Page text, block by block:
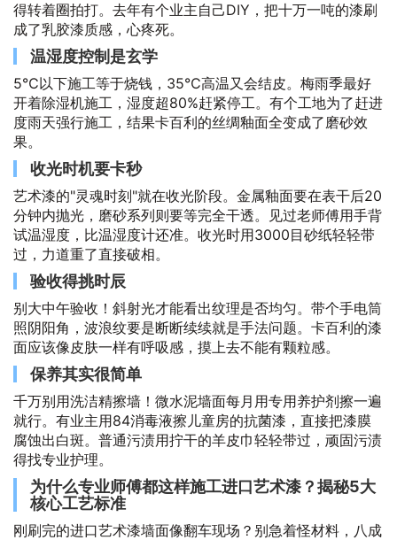
得转着圈拍打。去年有个业主自己DIY，把十万一吨的漆刷
成了乳胶漆质感，心疼死。
温湿度控制是玄学
5℃以下施工等于烧钱，35℃高温又会结皮。梅雨季最好
开着除湿机施工，湿度超80%赶紧停工。有个工地为了赶进
度雨天强行施工，结果卡百利的丝绸釉面全变成了磨砂效
果。
收光时机要卡秒
艺术漆的"灵魂时刻"就在收光阶段。金属釉面要在表干后20
分钟内抛光，磨砂系列则要等完全干透。见过老师傅用手背
试温湿度，比温湿度计还准。收光时用3000目砂纸轻轻带
过，力道重了直接破相。
验收得挑时辰
别大中午验收！斜射光才能看出纹理是否均匀。带个手电筒
照阴阳角，波浪纹要是断断续续就是手法问题。卡百利的漆
面应该像皮肤一样有呼吸感，摸上去不能有颗粒感。
保养其实很简单
千万别用洗洁精擦墙！微水泥墙面每月用专用养护剂擦一遍
就行。有业主用84消毒液擦儿童房的抗菌漆，直接把漆膜
腐蚀出白斑。普通污渍用拧干的羊皮巾轻轻带过，顽固污渍
得找专业护理。
为什么专业师傅都这样施工进口艺术漆？揭秘5大
核心工艺标准
刚刷完的进口艺术漆墙面像翻车现场？别急着怪材料，八成